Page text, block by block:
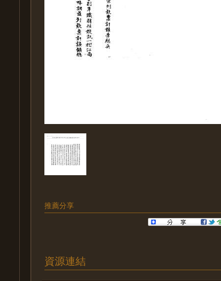
推薦分享
資源連結